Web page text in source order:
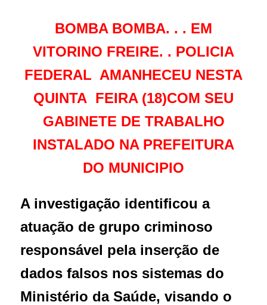
BOMBA BOMBA. . . EM
VITORINO FREIRE. . POLICIA
FEDERAL AMANHECEU NESTA
QUINTA FEIRA (18)COM SEU
GABINETE DE TRABALHO
INSTALADO NA PREFEITURA
DO MUNICIPIO
A investigação identificou a
atuação de grupo criminoso
responsável pela inserção de
dados falsos nos sistemas do
Ministério da Saúde, visando o